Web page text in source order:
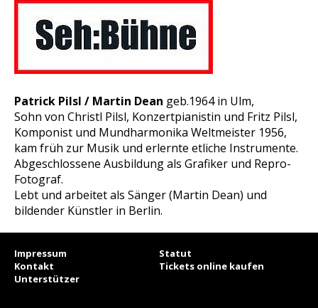
Patrick Pilsl / Martin Dean geb.1964 in Ulm,
Sohn von Christl Pilsl, Konzertpianistin und Fritz Pilsl,
Komponist und Mundharmonika Weltmeister 1956,
kam früh zur Musik und erlernte etliche Instrumente.
Abgeschlossene Ausbildung als Grafiker und Repro-
Fotograf.
Lebt und arbeitet als Sänger (Martin Dean) und
bildender Künstler in Berlin.
Impressum
Statut
Kontakt
Tickets online kaufen
Unterstützer